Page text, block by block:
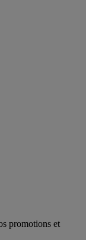
promotions et